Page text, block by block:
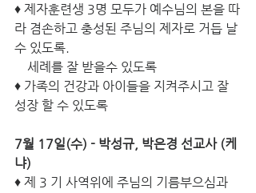
♦ 제자훈련생 3명 모두가 예수님의 본을 따
라 겸손하고 충성된 주님의 제자로 거듭 날
수 있도록.
    세례를 잘 받을수 있도록
♦ 가족의 건강과 아이들을 지켜주시고 잘
성장 할 수 있도록
7월 17일(수) - 박성규, 박은경 선교사 (케
냐)
♦ 제 3 기 사역위에 주님의 기름부으심과